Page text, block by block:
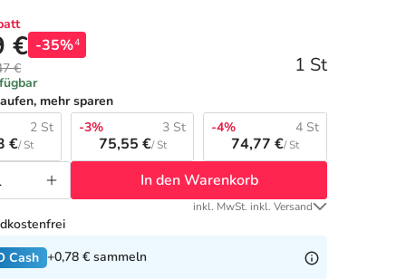
€ -35%4
€ 1 St
mehr sparen
2 St
€/ St
-3% 3 St
75,55 €/ St
-4% 4 St
74,77 €/ St
In den Warenkorb
inkl. MwSt. inkl. Versand
Cash +0,78 € sammeln